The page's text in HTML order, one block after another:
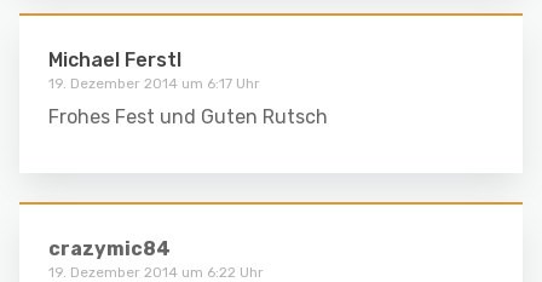
Michael Ferstl
19. Dezember 2014 um 6:17 Uhr
Frohes Fest und Guten Rutsch
crazymic84
19. Dezember 2014 um 6:22 Uhr